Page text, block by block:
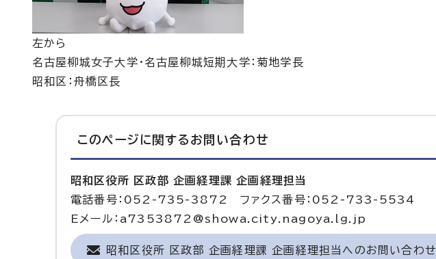
左から
名古屋柳城女子大学・名古屋柳城短期大学：菊地学長
昭和区：舟橋区長
このページに関する お問い合わせ
昭和区役所 区政部 企画経理課 企画経理担当
電話番号：052-735-3872 ファクス番号：052-733-5534
Eメール：a7353872@showa.city.nagoya.lg.jp
昭和区役所 区政部 企画経理課 企画経理担当へのお問い合わせ